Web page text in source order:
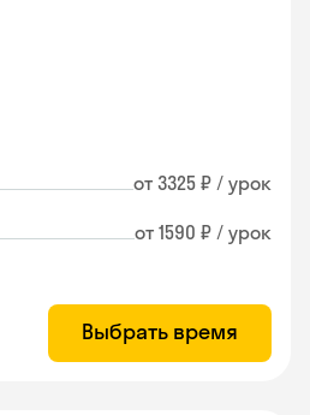
от 3325 ₽ / урок
от 1590 ₽ / урок
Выбрать время